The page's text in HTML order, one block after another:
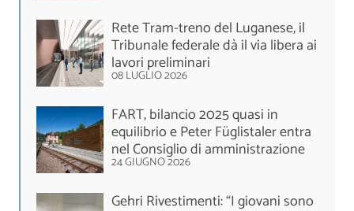
Rete Tram-treno del Luganese, il
Tribunale federale dà il via libera ai
lavori preliminari
08 LUGLIO 2026
FART, bilancio 2025 quasi in
equilibrio e Peter Füglistaler entra
nel Consiglio di amministrazione
24 GIUGNO 2026
Gehri Rivestimenti: “I giovani sono